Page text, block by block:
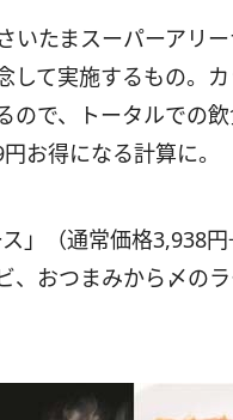
いたまスーパーアリ
して実施するもの。
ので、トータルでの
お得になる計算に。
」（通常価格3,938
、おつまみから〆の